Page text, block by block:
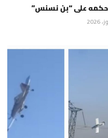
حكمه على “بن نسنس”